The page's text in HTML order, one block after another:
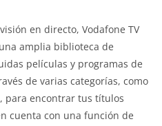
en directo, Vodafone TV
amplia biblioteca de
películas y programas de
de varias categorías, como
para encontrar tus títulos
cuenta con una función de